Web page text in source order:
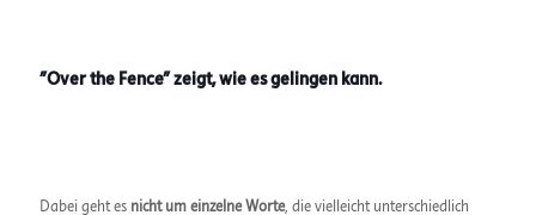
"Over the Fence" zeigt, wie es gelingen kann.
Dabei geht es nicht um einzelne Worte, die vielleicht unterschiedlich